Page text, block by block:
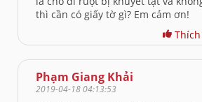
thì cần có giấy tờ gì? Em cảm ơn!
Thích
Phạm Giang Khải
2019-04-18 04:13:53